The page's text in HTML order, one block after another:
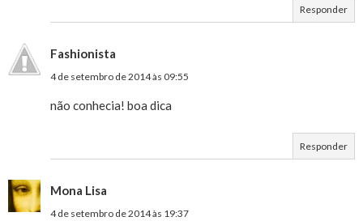
Responder
Fashionista
4 de setembro de 2014 às 09:55
não conhecia! boa dica
Responder
Mona Lisa
4 de setembro de 2014 às 19:37